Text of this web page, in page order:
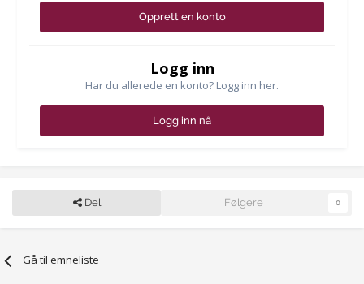
Opprett en konto
Logg inn
Har du allerede en konto? Logg inn her.
Logg inn nå
Del Følgere 0
Gå til emneliste